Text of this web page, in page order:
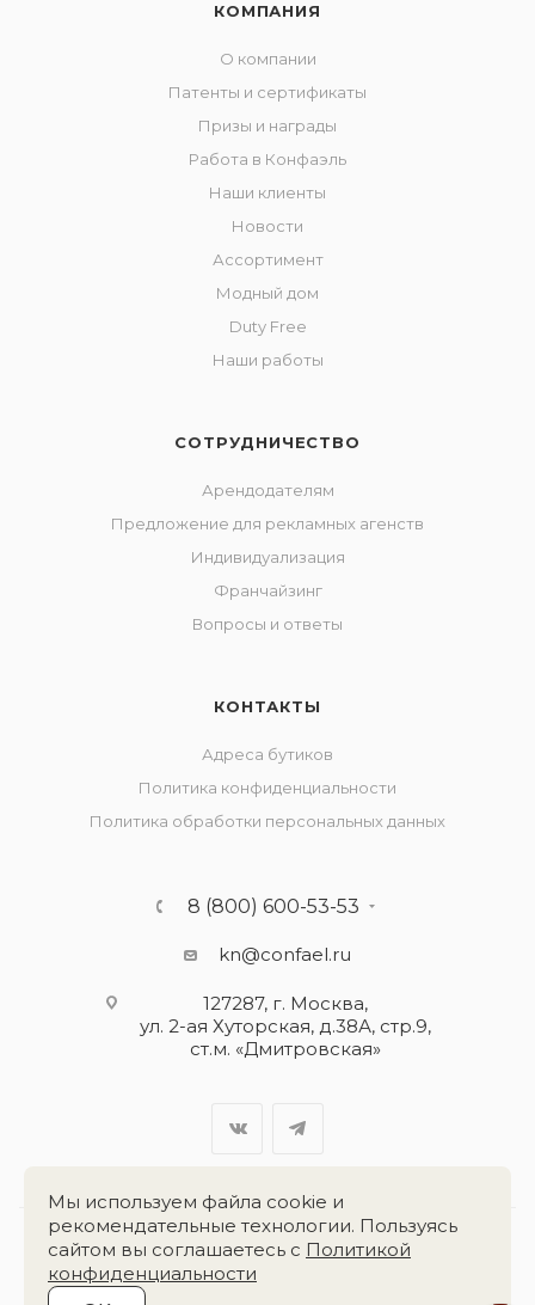
КОМПАНИЯ
О компании
Патенты и сертификаты
Призы и награды
Работа в Конфаэль
Наши клиенты
Новости
Ассортимент
Модный дом
Duty Free
Наши работы
СОТРУДНИЧЕСТВО
Арендодателям
Предложение для рекламных агенств
Индивидуализация
Франчайзинг
Вопросы и ответы
КОНТАКТЫ
Адреса бутиков
Политика конфиденциальности
Политика обработки персональных данных
8 (800) 600-53-53
kn@confael.ru
127287, г. Москва,
ул. 2-ая Хуторская, д.38А, стр.9,
ст.м. «Дмитровская»
Разработка сайта:
Мы используем файла cookie и
рекомендательные технологии. Пользуясь
сайтом вы соглашаетесь с Политикой
конфиденциальности